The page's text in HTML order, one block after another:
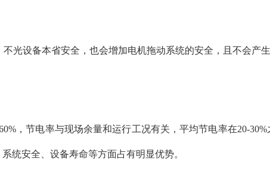
光设备本省安全，也会增加电机拖动系统的安全，且不会产
，节电率与现场余量和运行工况有关，平均节电率在20-
统安全、设备寿命等方面占有明显优势。